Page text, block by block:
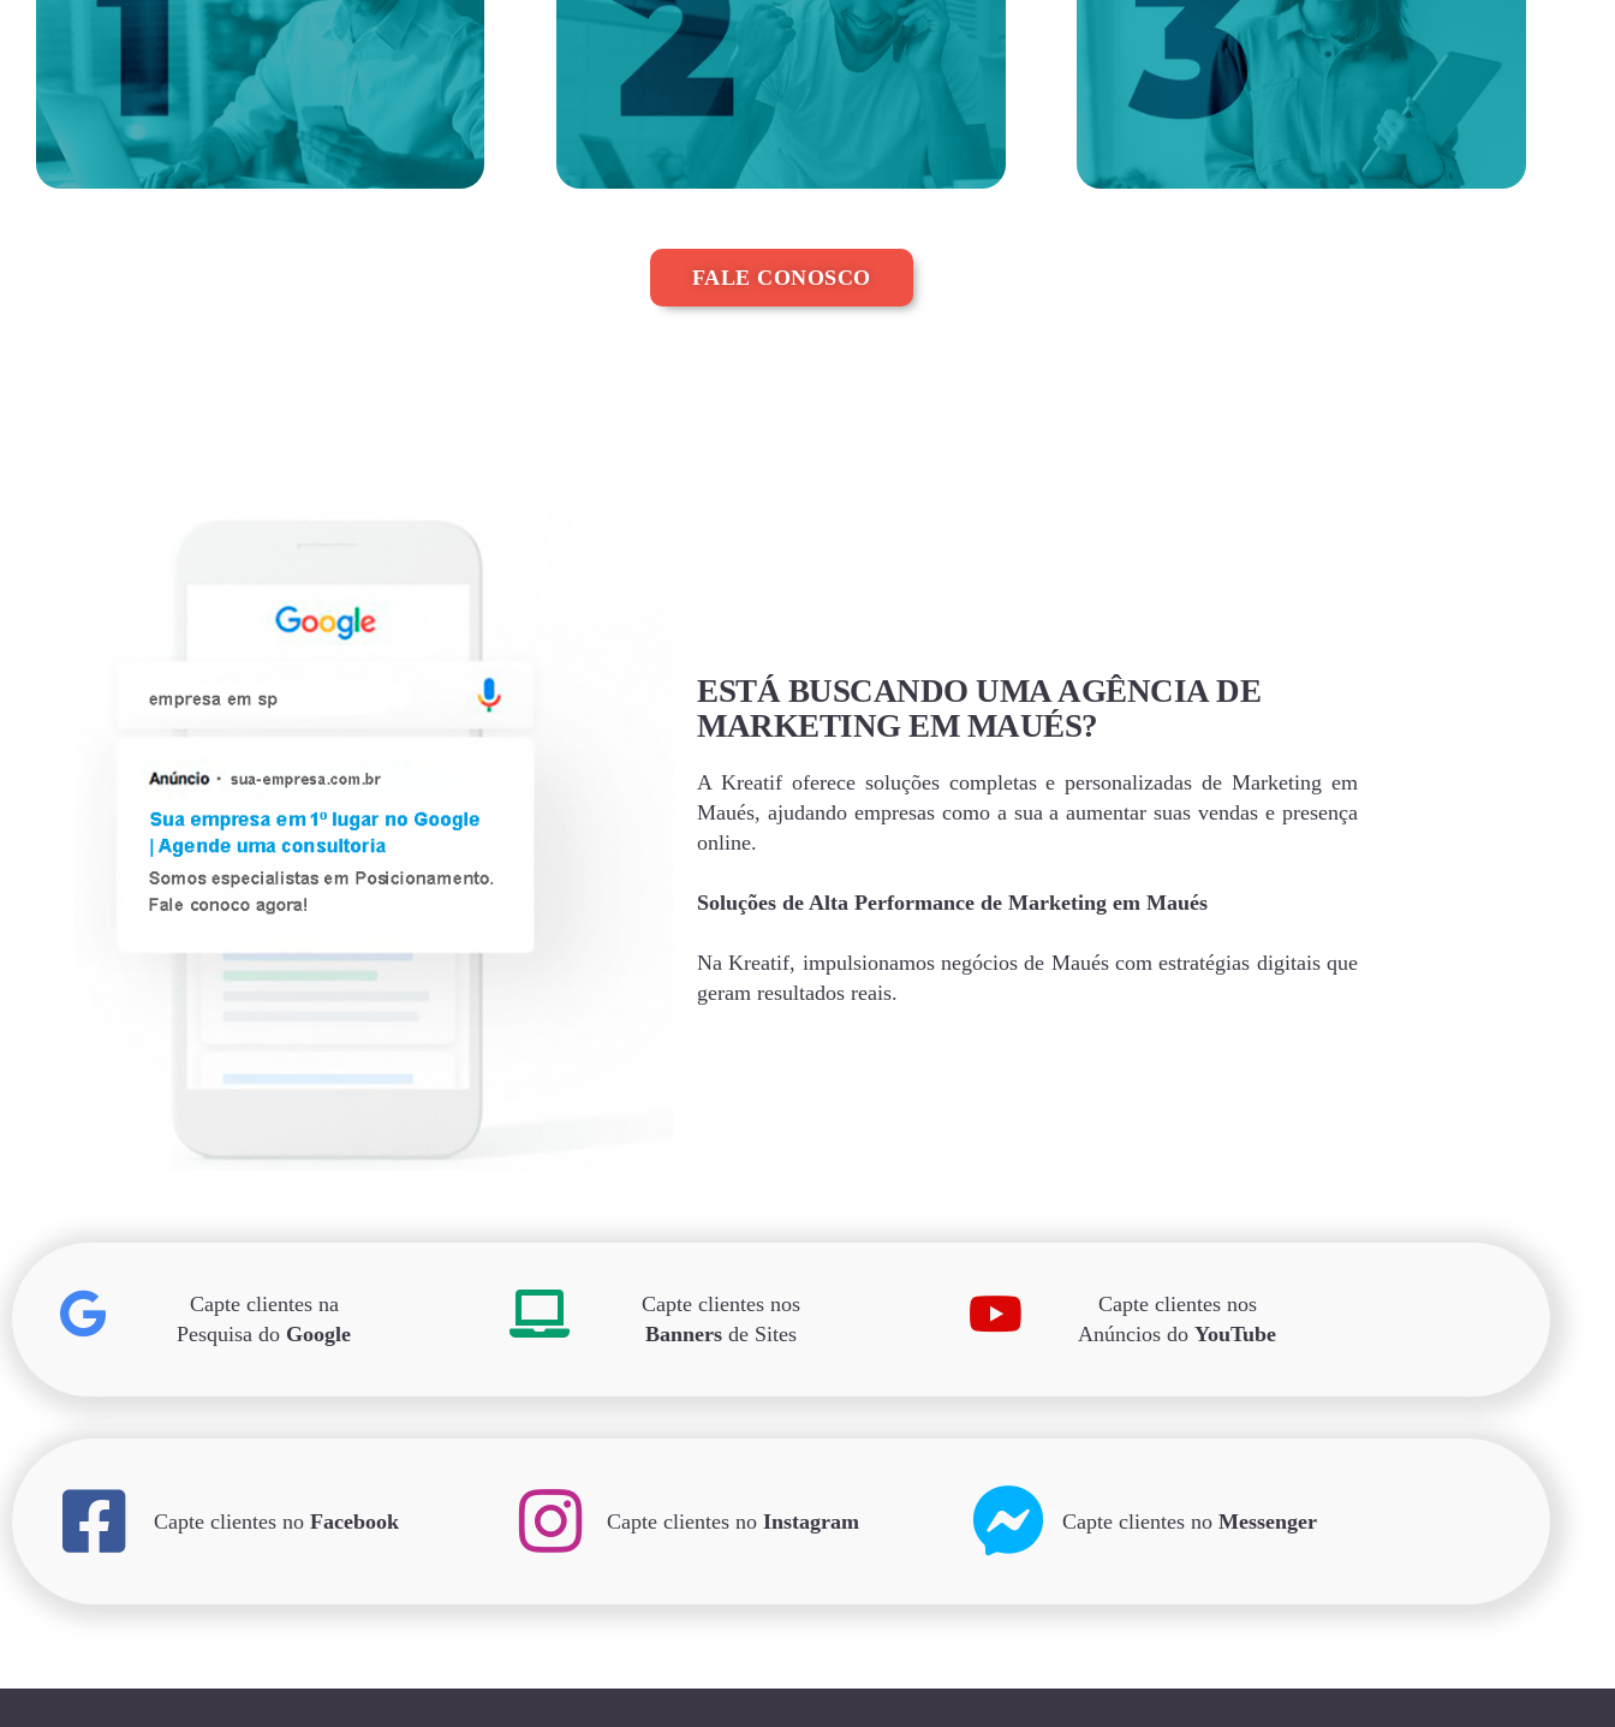
FALE CONOSCO
ESTÁ BUSCANDO UMA AGÊNCIA DE
MARKETING EM MAUÉS?
A Kreatif oferece soluções completas e personalizadas de Marketing em
Maués, ajudando empresas como a sua a aumentar suas vendas e presença
online.
Soluções de Alta Performance de Marketing em Maués
Na Kreatif, impulsionamos negócios de Maués com estratégias digitais que
geram resultados reais.
Capte clientes na
Pesquisa do Google
Capte clientes nos
Bannersde Sites
Capte clientes nos
Anúncios doYouTube
Capte clientes no Facebook Capte clientes no Instagram Capte clientes no Messenger